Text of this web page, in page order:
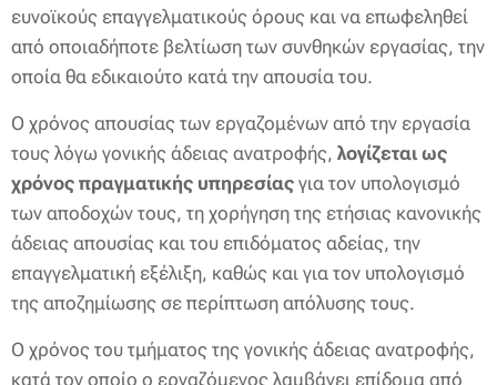
ευνοϊκούς επαγγελματικούς όρους και να επωφεληθεί
από οποιαδήποτε βελτίωση των συνθηκών εργασίας, την
οποία θα εδικαιούτο κατά την απουσία του.
Ο χρόνος απουσίας των εργαζομένων από την εργασία
τους λόγω γονικής άδειας ανατροφής, λογίζεται ως
χρόνος πραγματικής υπηρεσίας για τον υπολογισμό
των αποδοχών τους, τη χορήγηση της ετήσιας κανονικής
άδειας απουσίας και του επιδόματος αδείας, την
επαγγελματική εξέλιξη, καθώς και για τον υπολογισμό
της αποζημίωσης σε περίπτωση απόλυσης τους.
Ο χρόνος του τμήματος της γονικής άδειας ανατροφής,
κατά τον οποίο ο εργαζόμενος λαμβάνει επίδομα από